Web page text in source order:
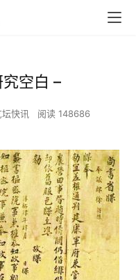
空白 –
坛快讯 阅读 148686